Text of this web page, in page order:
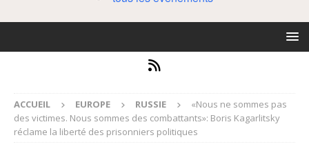
ACCUEIL EUROPE RUSSIE
«Nous ne sommes pas
des victimes. Nous sommes des combattants»: Boris Kagarlitsky
réclame la liberté des prisonniers politiques